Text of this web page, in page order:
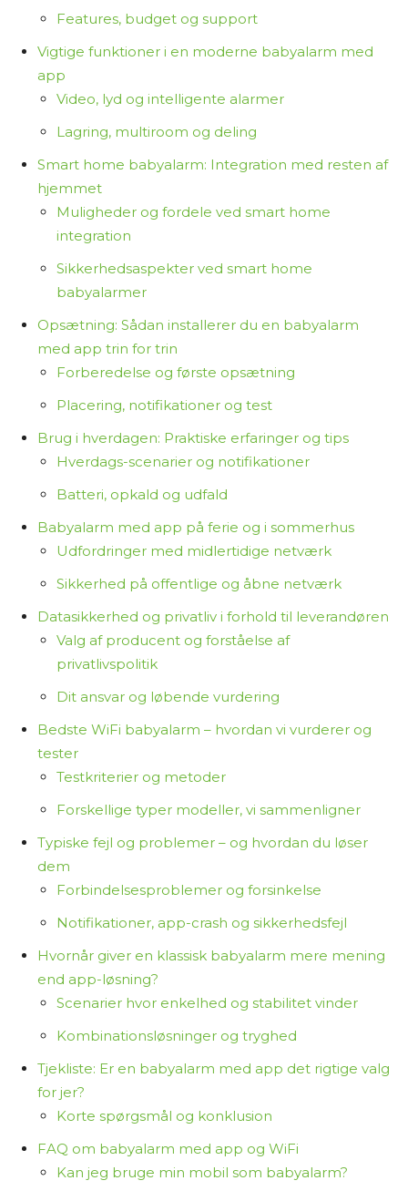
Features, budget og support
Vigtige funktioner i en moderne babyalarm med
app
Video, lyd og intelligente alarmer
Lagring, multiroom og deling
Smart home babyalarm: Integration med resten af
hjemmet
Muligheder og fordele ved smart home
integration
Sikkerhedsaspekter ved smart home
babyalarmer
Opsætning: Sådan installerer du en babyalarm
med app trin for trin
Forberedelse og første opsætning
Placering, notifikationer og test
Brug i hverdagen: Praktiske erfaringer og tips
Hverdags-scenarier og notifikationer
Batteri, opkald og udfald
Babyalarm med app på ferie og i sommerhus
Udfordringer med midlertidige netværk
Sikkerhed på offentlige og åbne netværk
Datasikkerhed og privatliv i forhold til leverandøren
Valg af producent og forståelse af
privatlivspolitik
Dit ansvar og løbende vurdering
Bedste WiFi babyalarm – hvordan vi vurderer og
tester
Testkriterier og metoder
Forskellige typer modeller, vi sammenligner
Typiske fejl og problemer – og hvordan du løser
dem
Forbindelsesproblemer og forsinkelse
Notifikationer, app-crash og sikkerhedsfejl
Hvornår giver en klassisk babyalarm mere mening
end app-løsning?
Scenarier hvor enkelhed og stabilitet vinder
Kombinationsløsninger og tryghed
Tjekliste: Er en babyalarm med app det rigtige valg
for jer?
Korte spørgsmål og konklusion
FAQ om babyalarm med app og WiFi
Kan jeg bruge min mobil som babyalarm?